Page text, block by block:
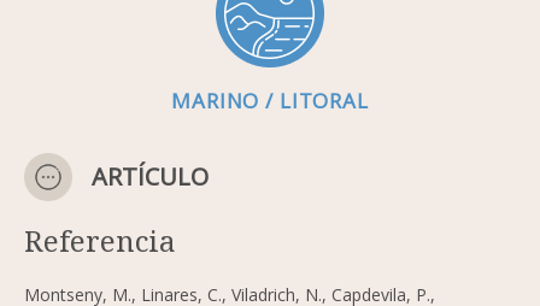
MARINO / LITORAL
ARTÍCULO
Referencia
Montseny, M., Linares, C., Viladrich, N., Capdevila, P.,